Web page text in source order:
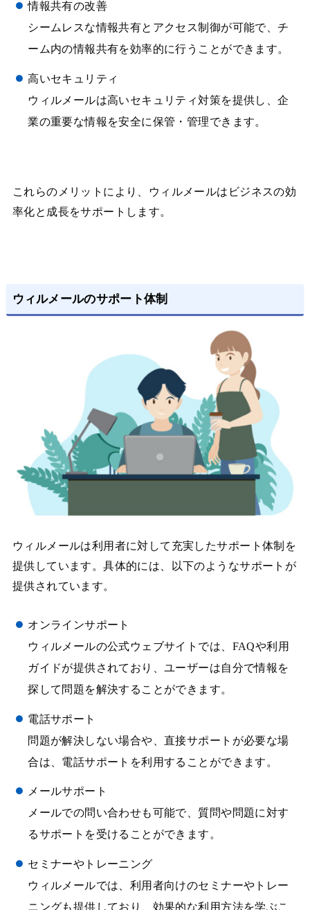
情報共有の改善
シームレスな情報共有とアクセス制御が可能で、チ
ーム内の情報共有を効率的に行うことができます。
高いセキュリティ
ウィルメールは高いセキュリティ対策を提供し、企
業の重要な情報を安全に保管・管理できます。
これらのメリットにより、ウィルメールはビジネスの効
率化と成長をサポートします。
ウィルメールのサポート体制
ウィルメールは利用者に対して充実したサポート体制を
提供しています。具体的には、以下のようなサポートが
提供されています。
オンラインサポート
ウィルメールの公式ウェブサイトでは、FAQや利用
ガイドが提供されており、ユーザーは自分で情報を
探して問題を解決することができます。
電話サポート
問題が解決しない場合や、直接サポートが必要な場
合は、電話サポートを利用することができます。
メールサポート
メールでの問い合わせも可能で、質問や問題に対す
るサポートを受けることができます。
セミナーやトレーニング
ウィルメールでは、利用者向けのセミナーやトレー
ニングも提供しており、効果的な利用方法を学ぶこ